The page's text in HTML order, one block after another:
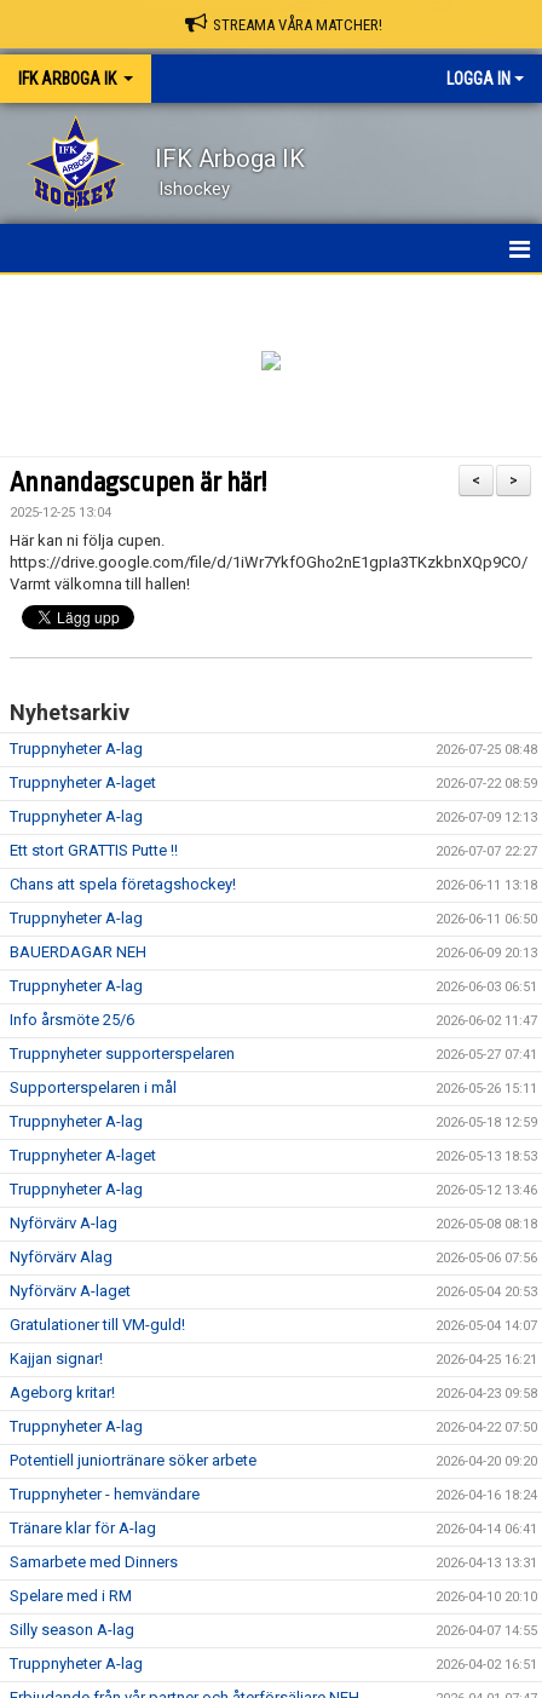
STREAMA VÅRA MATCHER!
IFK ARBOGA IK LOGGA IN
IFK Arboga IK
Ishockey
KALENDER
DOKUMENT
VÅRA LAG
MATCHER
ISSCHEMA
DEN BLÅVITA VÄGEN
BLI HOCKEYDOMARE
A-LAGETS MATCHER 25/26
SVENSK HOCKEYTV
KLUBBPROFIL
SUPPORTERKLUBBEN
MEDLEMSSKAP
ENKRONASMATCH 2026
>
<
Annandagscupen är här!
2025-12-25 13:04
Här kan ni följa cupen.
https://drive.google.com/file/d/1iWr7YkfOGho2nE1gpIa3TKzkbnXQp9CO/
Varmt välkomna till hallen!
Nyhetsarkiv
Truppnyheter A-lag 2026-07-25 08:48
Truppnyheter A-laget 2026-07-22 08:59
Truppnyheter A-lag 2026-07-09 12:13
Ett stort GRATTIS Putte !! 2026-07-07 22:27
Chans att spela företagshockey! 2026-06-11 13:18
Truppnyheter A-lag 2026-06-11 06:50
BAUERDAGAR NEH 2026-06-09 20:13
Truppnyheter A-lag 2026-06-03 06:51
Info årsmöte 25/6 2026-06-02 11:47
Truppnyheter supporterspelaren 2026-05-27 07:41
Supporterspelaren i mål 2026-05-26 15:11
Truppnyheter A-lag 2026-05-18 12:59
Truppnyheter A-laget 2026-05-13 18:53
Truppnyheter A-lag 2026-05-12 13:46
Nyförvärv A-lag 2026-05-08 08:18
Nyförvärv Alag 2026-05-06 07:56
Nyförvärv A-laget 2026-05-04 20:53
Gratulationer till VM-guld! 2026-05-04 14:07
Kajjan signar! 2026-04-25 16:21
Ageborg kritar! 2026-04-23 09:58
Truppnyheter A-lag 2026-04-22 07:50
Potentiell juniortränare söker arbete 2026-04-20 09:20
Truppnyheter - hemvändare 2026-04-16 18:24
Tränare klar för A-lag 2026-04-14 06:41
Samarbete med Dinners 2026-04-13 13:31
Spelare med i RM 2026-04-10 20:10
Silly season A-lag 2026-04-07 14:55
Truppnyheter A-lag 2026-04-02 16:51